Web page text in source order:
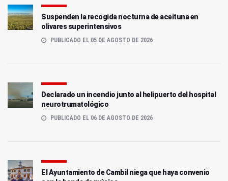
Suspenden la recogida nocturna de aceituna en
olivares superintensivos
PUBLICADO EL 05 DE AGOSTO DE 2026
Declarado un incendio junto al helipuerto del hospital
neurotrumatológico
PUBLICADO EL 06 DE AGOSTO DE 2026
El Ayuntamiento de Cambil niega que haya convenio